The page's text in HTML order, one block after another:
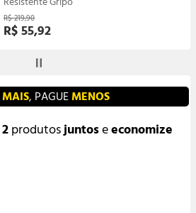
R$ 219,90
R$ 55,92
MAIS, PAGUEMENOS
2 produtosjuntoseeconomize